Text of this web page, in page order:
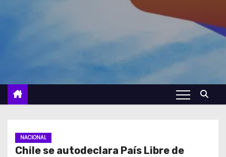
NACIONAL
Chile se autodeclara País Libre de